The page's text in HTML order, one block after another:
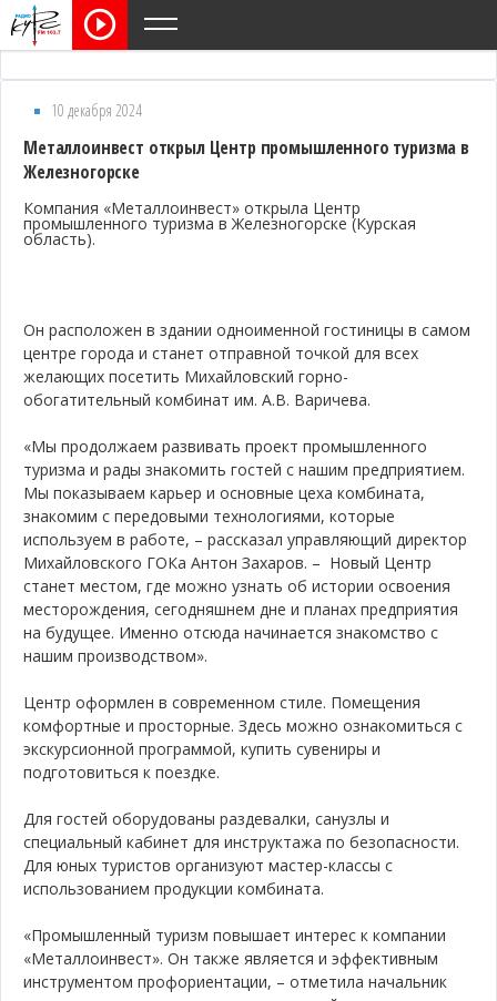
10 декабря 2024
Металлоинвест открыл Центр промышленного туризма в
Железногорске
Компания «Металлоинвест» открыла Центр
промышленного туризма в Железногорске (Курская
область).
Он расположен в здании одноименной гостиницы в самом
центре города и станет отправной точкой для всех
желающих посетить Михайловский горно-
обогатительный комбинат им. А.В. Варичева.
«Мы продолжаем развивать проект промышленного
туризма и рады знакомить гостей с нашим предприятием.
Мы показываем карьер и основные цеха комбината,
знакомим с передовыми технологиями, которые
используем в работе, – рассказал управляющий директор
Михайловского ГОКа Антон Захаров. – Новый Центр
станет местом, где можно узнать об истории освоения
месторождения, сегодняшнем дне и планах предприятия
на будущее. Именно отсюда начинается знакомство с
нашим производством».
Центр оформлен в современном стиле. Помещения
комфортные и просторные. Здесь можно ознакомиться с
экскурсионной программой, купить сувениры и
подготовиться к поездке.
Для гостей оборудованы раздевалки, санузлы и
специальный кабинет для инструктажа по безопасности.
Для юных туристов организуют мастер-классы с
использованием продукции комбината.
«Промышленный туризм повышает интерес к компании
«Металлоинвест». Он также является и эффективным
инструментом профориентации, – отметила начальник